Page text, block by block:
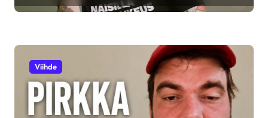
Viihde